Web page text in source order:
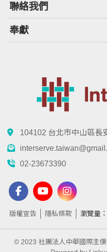
聯絡我們
奉獻
104102 台北市中山區長
02-23673390
版權宣告 隱私條款 瀏覽量
© 2023 社團法人中華國際主